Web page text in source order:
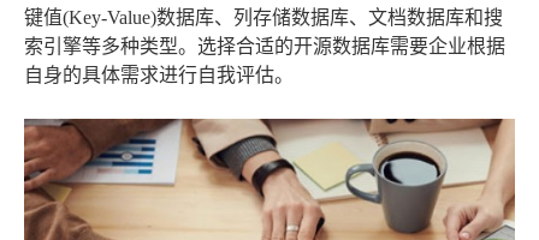
键值(Key-Value)数据库、列存储数据库、文档数据库和搜
索引擎等多种类型。选择合适的开源数据库需要企业根据
自身的具体需求进行自我评估。